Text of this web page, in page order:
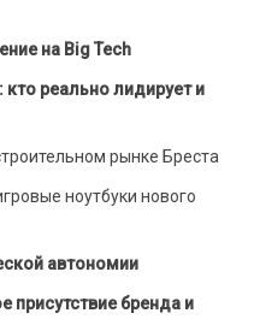
на Big Tech
реально лидирует и
рынке Бреста
ноутбуки нового
автономии
присутствие бренда и